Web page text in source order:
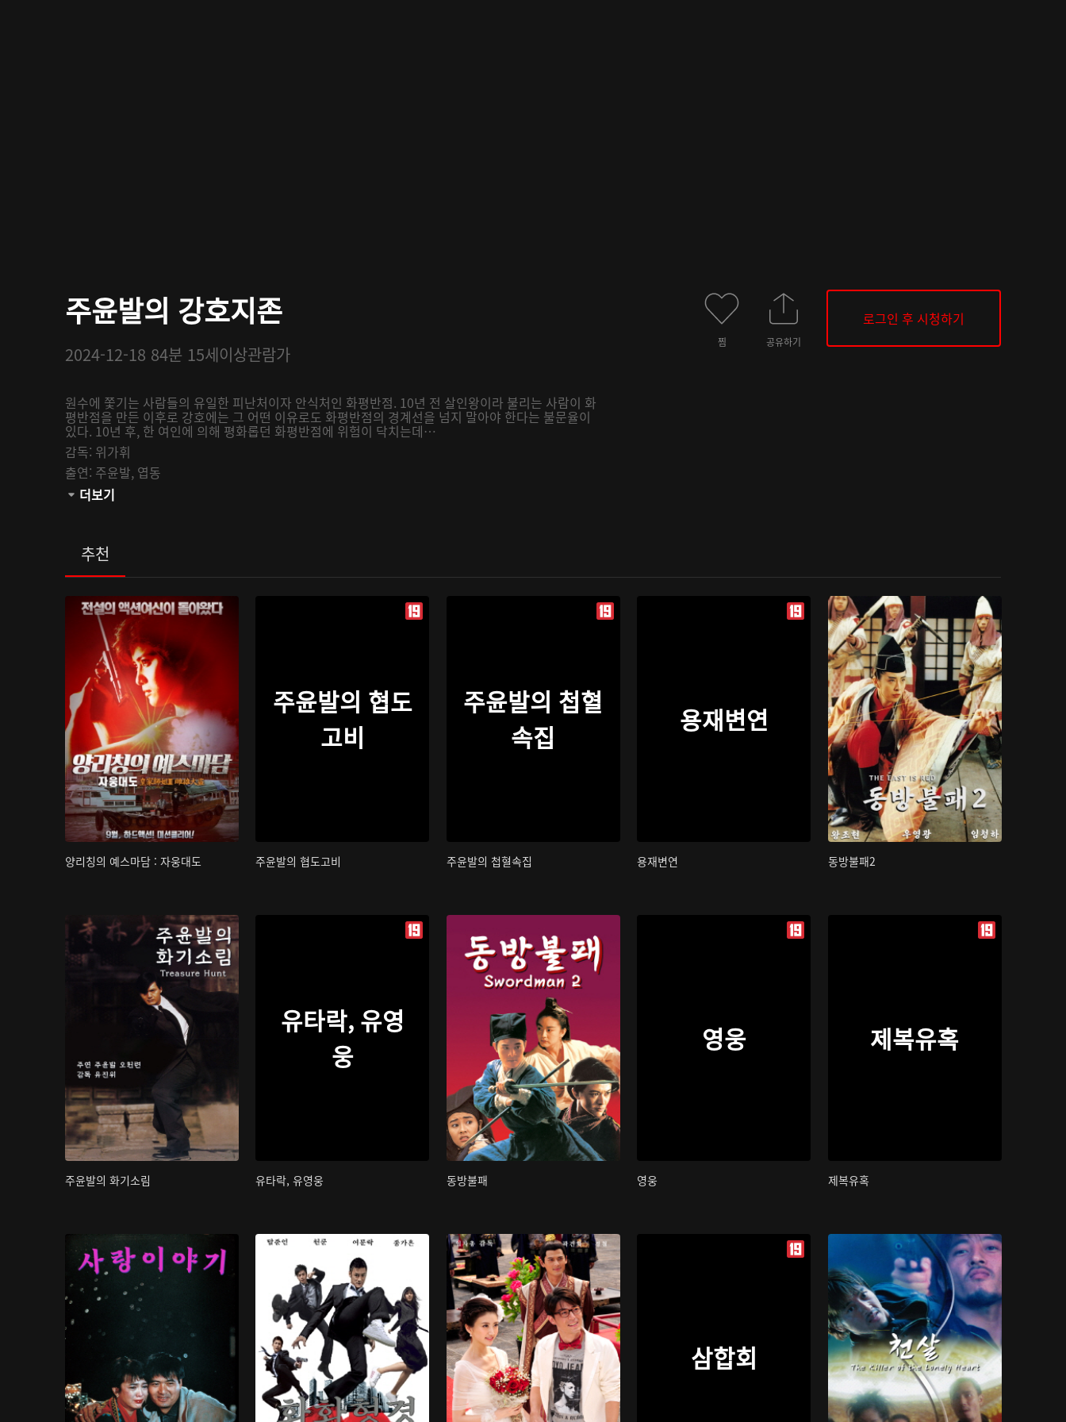
주윤발의 강호지존
2024-12-18 84분 15세이상관람가
원수에 쫓기는 사람들의 유일한 피난처이자 안식처인 화평반점. 10년 전 살인왕이라 불리는 사람이 화
평반점을 만든 이후로 강호에는 그 어떤 이유로도 화평반점의 경계선을 넘지 말아야 한다는 불문율이
있다. 10년 후, 한 여인에 의해 평화롭던 화평반점에 위험이 닥치는데…
감독: 위가휘
출연: 주윤발, 엽동
관람등급:
더보기
찜 공유하기
로그인 후 시청하기
추천
양리칭의 예스마담 : 자웅대도
주윤발의 협도
고비
주윤발의 협도고비
주윤발의 첩혈
속집
주윤발의 첩혈속집
용재변연
용재변연 동방불패2
주윤발의 화기소림
유타락, 유영
웅
유타락, 유영웅 동방불패
영웅
영웅
제복유혹
제복유혹
삼합회